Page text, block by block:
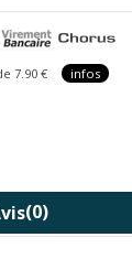
7.90 € infos
(0)